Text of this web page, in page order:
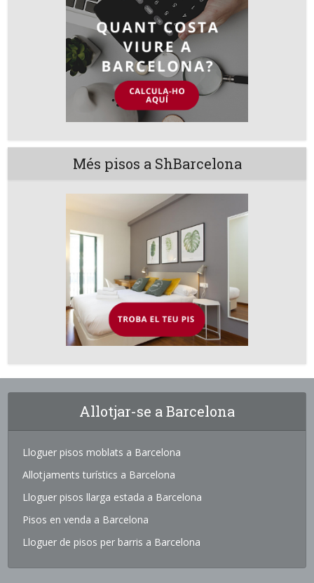
Més pisos a ShBarcelona
Allotjar-se a Barcelona
Lloguer pisos moblats a Barcelona
Allotjaments turístics a Barcelona
Lloguer pisos llarga estada a Barcelona
Pisos en venda a Barcelona
Lloguer de pisos per barris a Barcelona